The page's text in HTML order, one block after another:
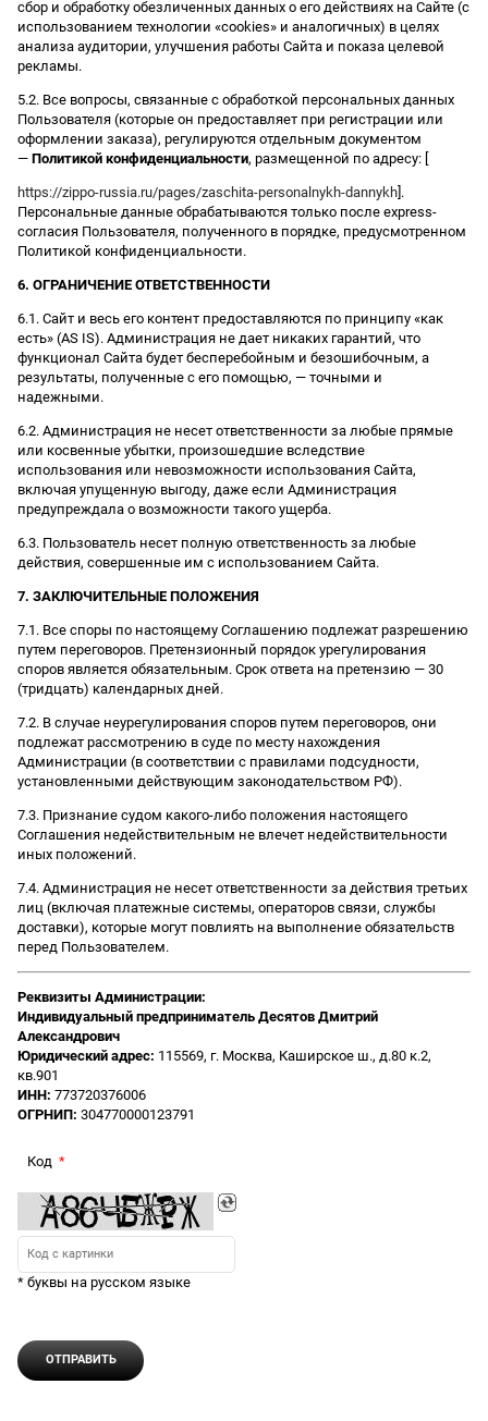
сбор и обработку обезличенных данных о его действиях на Сайте (с
использованием технологии «cookies» и аналогичных) в целях
анализа аудитории, улучшения работы Сайта и показа целевой
рекламы.
5.2. Все вопросы, связанные с обработкой персональных данных
Пользователя (которые он предоставляет при регистрации или
оформлении заказа), регулируются отдельным документом
— Политикой конфиденциальности, размещенной по адресу: [
https://zippo-russia.ru/pages/zaschita-personalnykh-dannykh ].
Персональные данные обрабатываются только после express-
согласия Пользователя, полученного в порядке, предусмотренном
Политикой конфиденциальности.
6. ОГРАНИЧЕНИЕ ОТВЕТСТВЕННОСТИ
6.1. Сайт и весь его контент предоставляются по принципу «как
есть» (AS IS). Администрация не дает никаких гарантий, что
функционал Сайта будет бесперебойным и безошибочным, а
результаты, полученные с его помощью, — точными и
надежными.
6.2. Администрация не несет ответственности за любые прямые
или косвенные убытки, произошедшие вследствие
использования или невозможности использования Сайта,
включая упущенную выгоду, даже если Администрация
предупреждала о возможности такого ущерба.
6.3. Пользователь несет полную ответственность за любые
действия, совершенные им с использованием Сайта.
7. ЗАКЛЮЧИТЕЛЬНЫЕ ПОЛОЖЕНИЯ
7.1. Все споры по настоящему Соглашению подлежат разрешению
путем переговоров. Претензионный порядок урегулирования
споров является обязательным. Срок ответа на претензию — 30
(тридцать) календарных дней.
7.2. В случае неурегулирования споров путем переговоров, они
подлежат рассмотрению в суде по месту нахождения
Администрации (в соответствии с правилами подсудности,
установленными действующим законодательством РФ).
7.3. Признание судом какого-либо положения настоящего
Соглашения недействительным не влечет недействительности
иных положений.
7.4. Администрация не несет ответственности за действия третьих
лиц (включая платежные системы, операторов связи, службы
доставки), которые могут повлиять на выполнение обязательств
перед Пользователем.
Реквизиты Администрации:
Индивидуальный предприниматель Десятов Дмитрий
Александрович
Юридический адрес: 115569, г. Москва, Каширское ш., д.80 к.2,
кв.901
ИНН: 773720376006
ОГРНИП: 304770000123791
Код
* буквы на русском языке